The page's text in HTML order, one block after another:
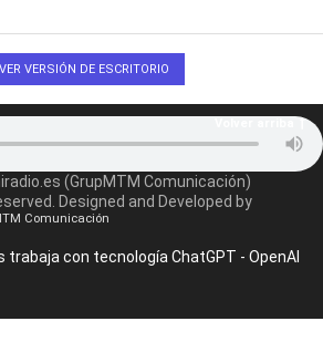
VER VERSIÓN DE ESCRITORIO
(GrupMTM Comunicación)
Designed and Developed by
Comunicación
trabaja con tecnología ChatGPT - OpenAI